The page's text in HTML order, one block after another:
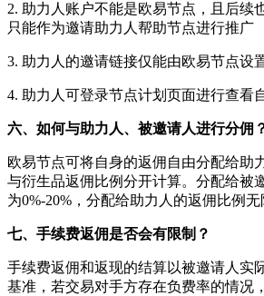
2. 助力人账户不能是欧易节点，且后续
只能作为邀请助力人帮助节点进行推广
3. 助力人的邀请链接仅能由欧易节点设
4. 助力人可登录节点计划页面进行查看
六、如何与助力人、被邀请人进行分佣
欧易节点可将自身的返佣自由分配给助
与衍生品返佣比例分开计算。分配给被
为0%-20%，分配给助力人的返佣比例无
七、手续费返佣是否会有限制？
手续费返佣和返现的结算以被邀请人实
基准，若交易对手方存在负费率的情况